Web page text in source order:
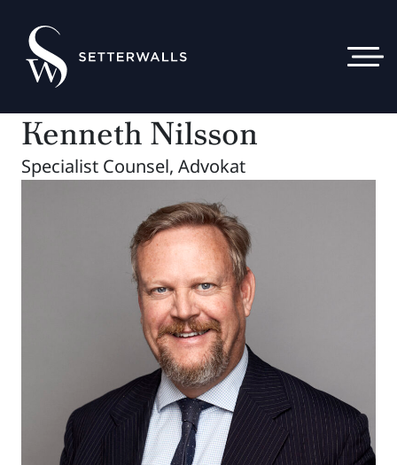
Kenneth Nilsson
Specialist Counsel, Advokat